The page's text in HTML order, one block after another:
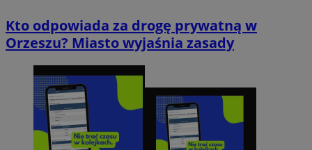
Kto odpowiada za drogę prywatną w
Orzeszu? Miasto wyjaśnia zasady